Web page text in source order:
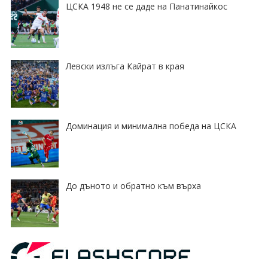
ЦСКА 1948 не се даде на Панатинайкос
Левски излъга Кайрат в края
Доминация и минимална победа на ЦСКА
До дъното и обратно към върха